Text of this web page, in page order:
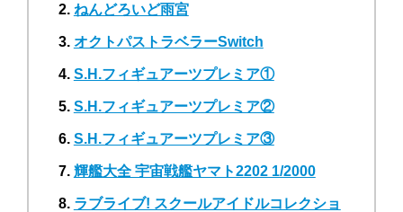
ねんどろいど雨宮
オクトパストラベラーSwitch
S.H.フィギュアーツプレミア①
S.H.フィギュアーツプレミア②
S.H.フィギュアーツプレミア③
輝艦大全 宇宙戦艦ヤマト2202 1/2000
ラブライブ! スクールアイドルコレクショ